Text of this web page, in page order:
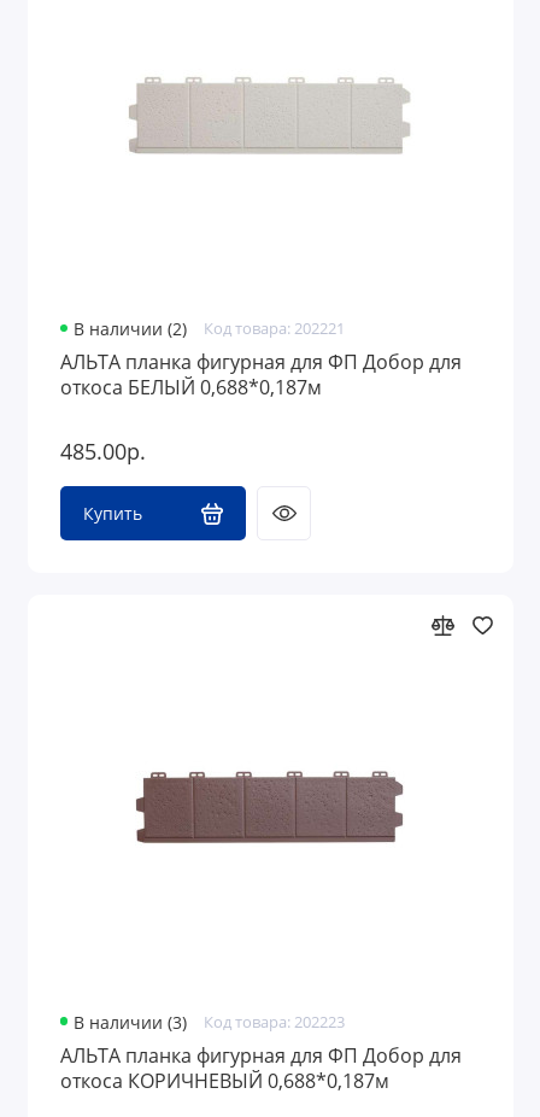
В наличии (2) Код товара: 202221
АЛЬТА планка фигурная для ФП Добор для
откоса БЕЛЫЙ 0,688*0,187м
485.00р.
Купить
В наличии (3) Код товара: 202223
АЛЬТА планка фигурная для ФП Добор для
откоса КОРИЧНЕВЫЙ 0,688*0,187м